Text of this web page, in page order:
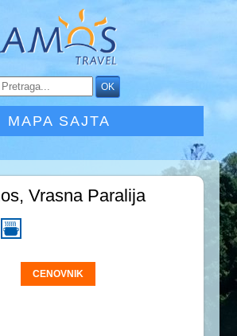
MAPA SAJTA
Vrasna Paralija
CENOVNIK